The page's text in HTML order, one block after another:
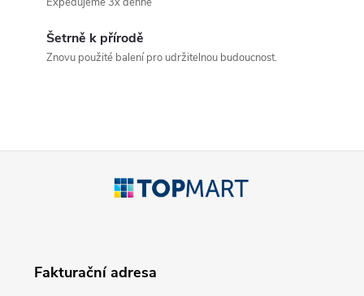
k
Šetrně k přírodě
Znovu použité balení pro udržitelnou budoucnost.
Fakturační adresa